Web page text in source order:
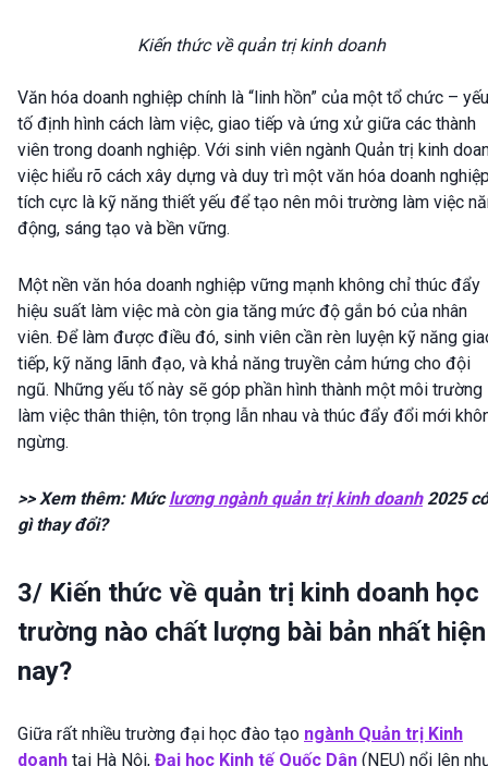
Kiến thức về quản trị kinh doanh
Văn hóa doanh nghiệp chính là “linh hồn” của một tổ chức – yếu
tố định hình cách làm việc, giao tiếp và ứng xử giữa các thành
viên trong doanh nghiệp. Với sinh viên ngành Quản trị kinh
việc hiểu rõ cách xây dựng và duy trì một văn hóa doanh
tích cực là kỹ năng thiết yếu để tạo nên môi trường làm việc
động, sáng tạo và bền vững.
Một nền văn hóa doanh nghiệp vững mạnh không chỉ thúc đẩy
hiệu suất làm việc mà còn gia tăng mức độ gắn bó của nhân
viên. Để làm được điều đó, sinh viên cần rèn luyện kỹ năng
tiếp, kỹ năng lãnh đạo, và khả năng truyền cảm hứng cho đội
ngũ. Những yếu tố này sẽ góp phần hình thành một môi trường
làm việc thân thiện, tôn trọng lẫn nhau và thúc đẩy đổi mới
ngừng.
>> Xem thêm: Mứclương ngành quản trị kinh doanh2025 có
gì thay đổi?
3/ Kiến thức về quản trị kinh doanh học
trường nào chất lượng bài bản nhất hiện
nay?
Giữa rất nhiều trường đại học đào tạo ngành Quản trị Kinh
doanh tại Hà Nội, Đại học Kinh tế Quốc Dân (NEU) nổi lên